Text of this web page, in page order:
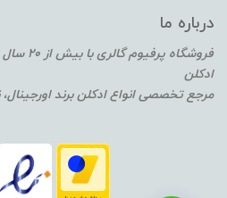
درباره ما
فروشگاه
ادکلن
مرجع تخصصی انواع ادکلن برند